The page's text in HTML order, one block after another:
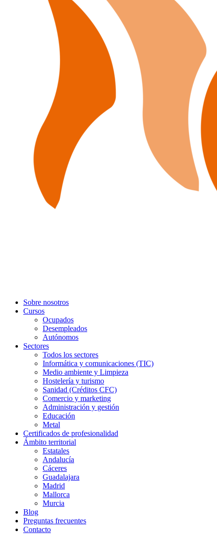
Sobre nosotros
Cursos
Ocupados
Desempleados
Autónomos
Sectores
Todos los sectores
Informática y comunicaciones (TIC)
Medio ambiente y Limpieza
Hostelería y turismo
Sanidad (Créditos CFC)
Comercio y marketing
Administración y gestión
Educación
Metal
Certificados de profesionalidad
Ámbito territorial
Estatales
Andalucía
Cáceres
Guadalajara
Madrid
Mallorca
Murcia
Blog
Preguntas frecuentes
Contacto